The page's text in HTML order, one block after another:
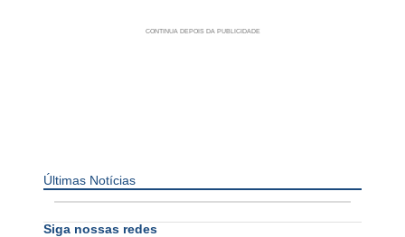
Últimas Notícias
Siga nossas redes